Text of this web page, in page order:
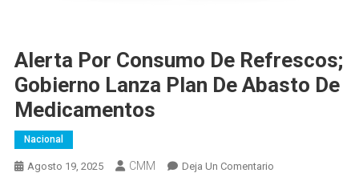
Alerta Por Consumo De Refrescos;
Gobierno Lanza Plan De Abasto De
Medicamentos
Nacional
Agosto 19, 2025 CMM Deja Un ComentarioEn